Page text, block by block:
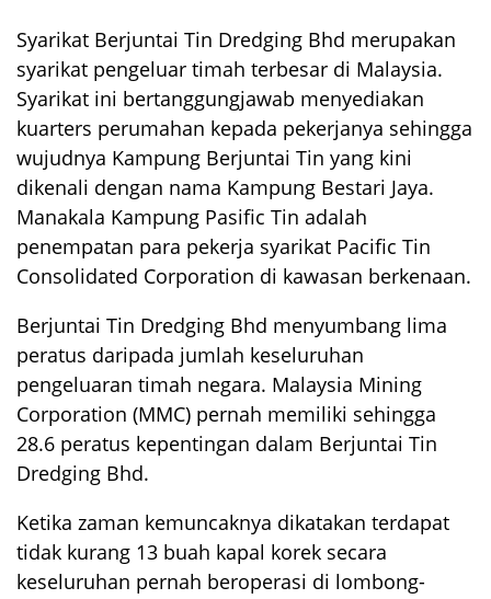
Syarikat Berjuntai Tin Dredging Bhd merupakan
syarikat pengeluar timah terbesar di Malaysia.
Syarikat ini bertanggungjawab menyediakan
kuarters perumahan kepada pekerjanya sehingga
wujudnya Kampung Berjuntai Tin yang kini
dikenali dengan nama Kampung Bestari Jaya.
Manakala Kampung Pasific Tin adalah
penempatan para pekerja syarikat Pacific Tin
Consolidated Corporation di kawasan berkenaan.
Berjuntai Tin Dredging Bhd menyumbang lima
peratus daripada jumlah keseluruhan
pengeluaran timah negara. Malaysia Mining
Corporation (MMC) pernah memiliki sehingga
28.6 peratus kepentingan dalam Berjuntai Tin
Dredging Bhd.
Ketika zaman kemuncaknya dikatakan terdapat
tidak kurang 13 buah kapal korek secara
keseluruhan pernah beroperasi di lombong-